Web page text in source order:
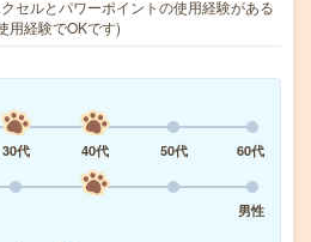
セルとパワーポイントの使用経験がある
用経験でOKです)
30代 40代 50代
60代
男性